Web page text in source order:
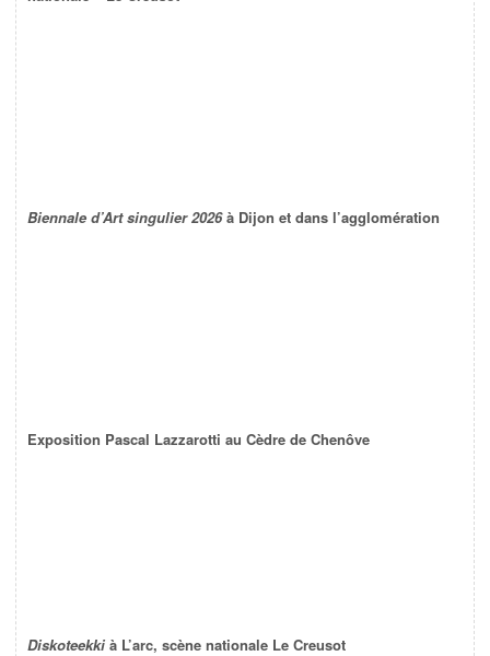
Biennale d’Art singulier 2026à Dijon et dans l’agglomération
Exposition Pascal Lazzarotti au Cèdre de Chenôve
Diskoteekki à L’arc, scène nationale Le Creusot